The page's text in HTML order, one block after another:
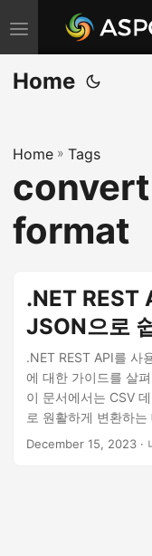
내
비
게
전
환
Home
Home » Tags
format
.NET REST
JSON으로
.NET REST API를 사
에 대한 가이드를 살
이 문서에서는 CSV
로 원활하게 변환하
공합니다.
December 15, 2023 ·